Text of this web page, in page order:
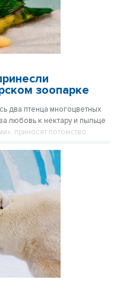
зоопарке
два птенца многоцветных
любовь к нектару и пыльце
приносят потомство